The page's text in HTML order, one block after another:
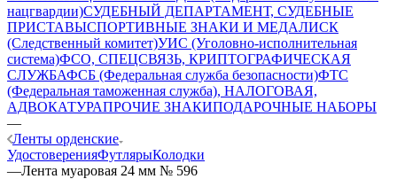
нацгвардии)СУДЕБНЫЙ ДЕПАРТАМЕНТ, СУДЕБНЫЕ
ПРИСТАВЫСПОРТИВНЫЕ ЗНАКИ И МЕДАЛИСК
(Следственный комитет)УИС (Уголовно-исполнительная
система)ФСО, СПЕЦСВЯЗЬ, КРИПТОГРАФИЧЕСКАЯ
СЛУЖБАФСБ (Федеральная служба безопасности)ФТС
(Федеральная таможенная служба), НАЛОГОВАЯ,
АДВОКАТУРАПРОЧИЕ ЗНАКИПОДАРОЧНЫЕ НАБОРЫ
—
Ленты орденские
УдостоверенияФутлярыКолодки
—Лента муаровая 24 мм № 596